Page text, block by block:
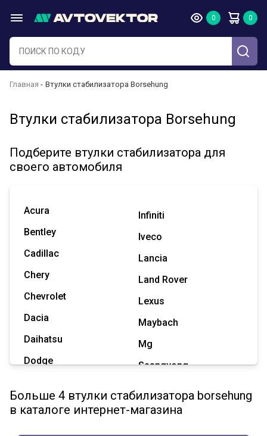
Главная Втулки стабилизатора Borsehung
Втулки стабилизатора Borsehung
Подберите втулки стабилизатора для
своего автомобиля
Acura
Bentley
Cadillac
Chery
Chevrolet
Dacia
Daihatsu
Dodge
Great Wall
Infiniti
Iveco
Lancia
Land Rover
Lexus
Maybach
Mg
Ssangyong
Tesla
Больше 4 втулки стабилизатора borsehung
в каталоге интернет-магазина